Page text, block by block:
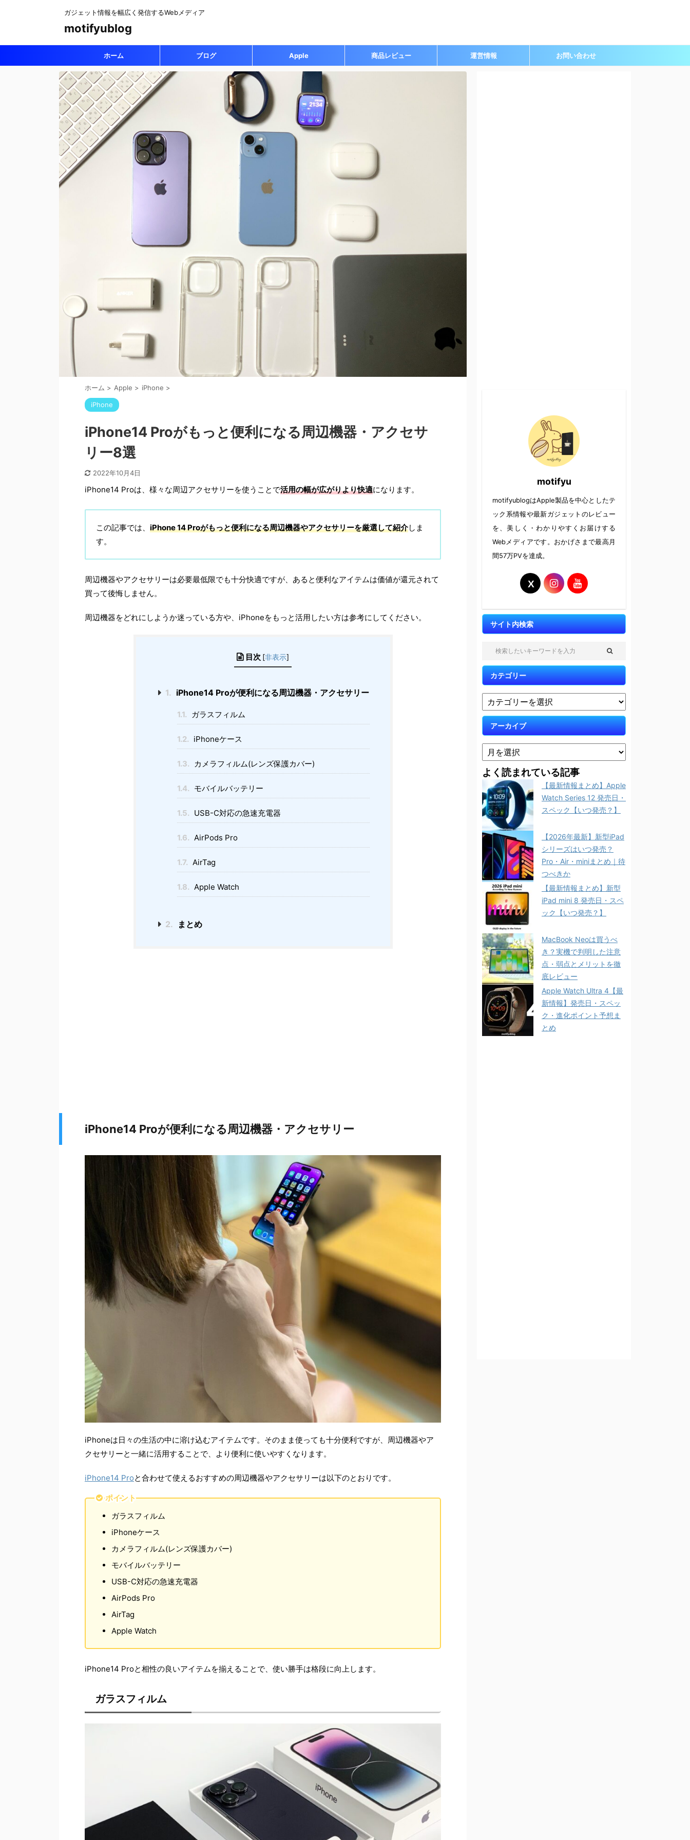
ガジェット情報を幅広く発信するWebメディア
motifyublog
ホーム ブログ Apple 商品レビュー 運営情報 お問い合わせ
ホーム > Apple > iPhone >
iPhone
iPhone14 Proがもっと便利になる周辺機器・アクセサ
リー8選
2022年10月4日
iPhone14 Proは、様々な周辺アクセサリーを使うことで活用の幅が広がりより快適になります。
この記事では、 iPhone 14 Proがもっと便利になる周辺機器やアクセサリーを厳選して紹介しま
す。
周辺機器やアクセサリーは必要最低限でも十分快適ですが、あると便利なアイテムは価値が還元されて
買って後悔しません。
周辺機器をどれにしようか迷っている方や、iPhoneをもっと活用したい方は参考にしてください。
目次 [非表示]
1. iPhone14 Proが便利になる周辺機器・アクセサリー
1.1. ガラスフィルム
1.2. iPhoneケース
1.3. カメラフィルム(レンズ保護カバー)
1.4. モバイルバッテリー
1.5. USB-C対応の急速充電器
1.6. AirPods Pro
1.7. AirTag
1.8. Apple Watch
2. まとめ
iPhone14 Proが便利になる周辺機器・アクセサリー
iPhoneは日々の生活の中に溶け込むアイテムです。そのまま使っても十分便利ですが、周辺機器やア
クセサリーと一緒に活用することで、より便利に使いやすくなります。
iPhone14 Proと合わせて使えるおすすめの周辺機器やアクセサリーは以下のとおりです。
ポイント
ガラスフィルム
iPhoneケース
カメラフィルム(レンズ保護カバー)
モバイルバッテリー
USB-C対応の急速充電器
AirPods Pro
AirTag
Apple Watch
iPhone14 Proと相性の良いアイテムを揃えることで、使い勝手は格段に向上します。
ガラスフィルム
motifyu
motifyublogはApple製品を中心としたテ
ック系情報や最新ガジェットのレビュー
を、美しく・わかりやすくお届けする
Webメディアです。おかげさまで最高月
間57万PVを達成。
サイト内検索
カテゴリー
アーカイブ
よく読まれている記事
【最新情報まとめ】Apple
Watch Series 12 発売日・
スペック【いつ発売？】
【2026年最新】新型iPad
シリーズはいつ発売？
Pro・Air・miniまとめ｜待
つべきか
【最新情報まとめ】新型
iPad mini 8 発売日・スペ
ック【いつ発売？】
MacBook Neoは買うべ
き？実機で判明した注意
点・弱点とメリットを徹
底レビュー
Apple Watch Ultra 4【最
新情報】発売日・スペッ
ク・進化ポイント予想ま
とめ